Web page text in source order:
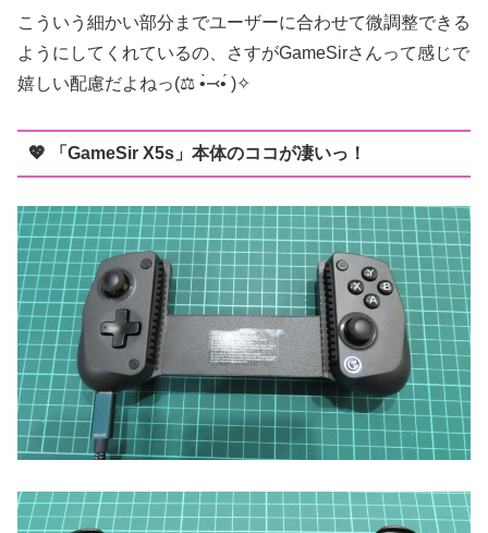
こういう細かい部分までユーザーに合わせて微調整できる
ようにしてくれているの、さすがGameSirさんって感じで
嬉しい配慮だよねっ(⚖️ •̀⤙•́ )✧
💖 「GameSir X5s」本体のココが凄いっ！